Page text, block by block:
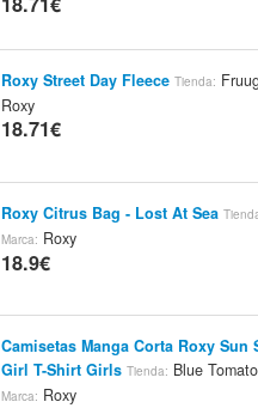
Roxy Street Day Fleece Tienda:
Roxy
18.71€
Roxy Citrus Bag - Lost At Sea
Marca: Roxy
18.9€
Camisetas Manga Corta Roxy Sun
Girl T-Shirt Girls Tienda: Blue
Marca: Roxy